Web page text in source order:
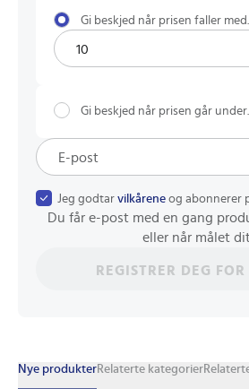
Gi beskjed når prisen faller med...
Gi beskjed når prisen går under...
Jeg godtar vilkårene og abonnerer
Du får e-post med en gang
eller når målet
REGISTRER DEG
Nye produkterRelaterte kategorier